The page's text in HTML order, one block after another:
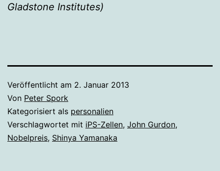
Gladstone Institutes)
Veröffentlicht am 2. Januar 2013
Von Peter Spork
Kategorisiert als personalien
Verschlagwortet mit iPS-Zellen, John Gurdon,
Nobelpreis, Shinya Yamanaka